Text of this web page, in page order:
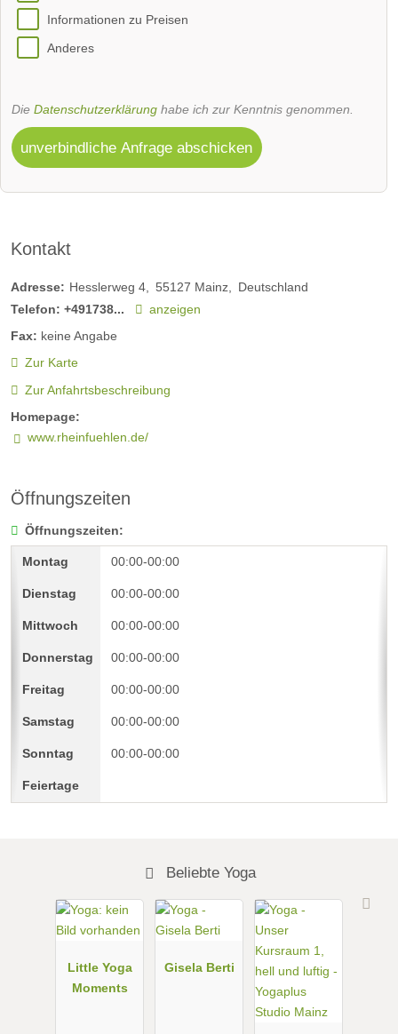
Informationen zu Preisen
Anderes
Die Datenschutzerklärung habe ich zur Kenntnis genommen.
unverbindliche Anfrage abschicken
Kontakt
Adresse: Hesslerweg 4 55127 Mainz
Deutschland
Telefon: +491738...
anzeigen
Fax: keine Angabe
Zur Karte
Zur Anfahrtsbeschreibung
Homepage:
www.rheinfuehlen.de/
Öffnungszeiten
Öffnungszeiten:
00:00-00:00
00:00-00:00
00:00-00:00
00:00-00:00
00:00-00:00
00:00-00:00
00:00-00:00
Beliebte Yoga
Little Yoga
Moments
Gisela Berti